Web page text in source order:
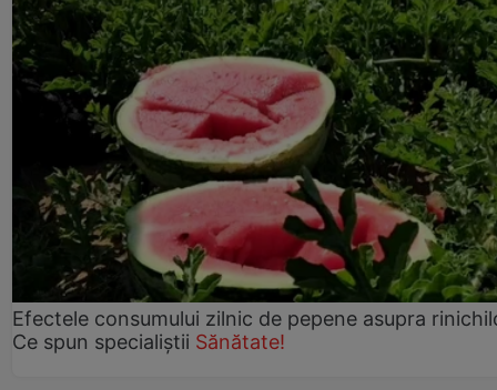
Efectele consumului zilnic de pepene asupra
Ce spun specialiștii Sănătate!